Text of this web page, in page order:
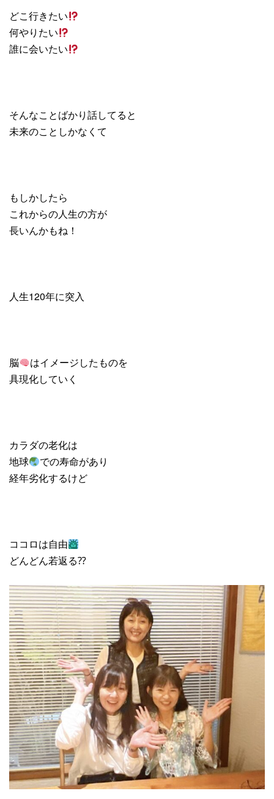
どこ行きたい
何やりたい
誰に会いたい
そんなことばかり話してると
未来のことしかなくて
もしかしたら
これからの人生の方が
長いんかもね！
人生120年に突入
脳
はイメージしたものを
具現化していく
カラダの老化は
地球
での寿命があり
経年劣化するけど
ココロは自由
どんどん若返る⁇